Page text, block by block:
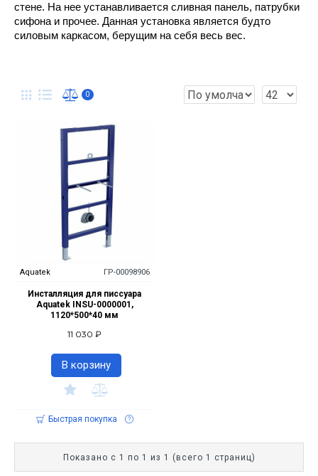
стене. На нее устанавливается сливная панель, патрубки
сифона и прочее. Данная установка является будто
силовым каркасом, берущим на себя весь вес.
0
Aquatek ГР-00098906
Инсталляция для писсуара
Aquatek INSU-0000001,
1120*500*40 мм
11 030 ₽
В корзину
Быстрая покупка
Показано с 1 по 1 из 1 (всего 1 страниц)